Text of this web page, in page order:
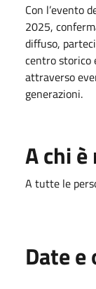
Con l’evento
2025,
diffuso,
centro storico
attraverso
generazioni.
A chi
A tutte le
Date e